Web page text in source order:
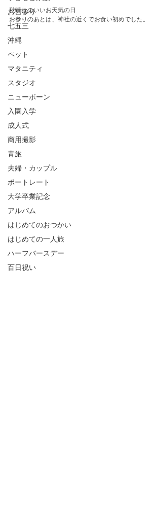
お宮参り
七五三
沖縄
ペット
マタニティ
スタジオ
ニューボーン
入園入学
成人式
商用撮影
青旅
夫婦・カップル
ポートレート
大学卒業記念
アルバム
はじめてのおつかい
はじめての一人旅
ハーフバースデー
百日祝い
秋晴れのいいお天気の日
お参りのあとは、神社の近くでお食い初めでした。